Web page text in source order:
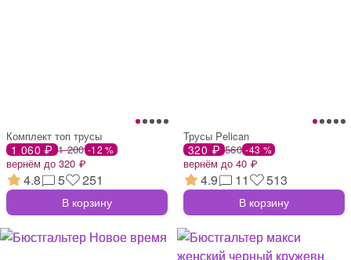
Комплект топ трусы
1 060 ₽ 1 200 -12 %
вернём до 320 ₽
4.8 5 251
В корзину
Трусы Pelican
320 ₽ 560 -43 %
вернём до 40 ₽
4.9 11 513
В корзину